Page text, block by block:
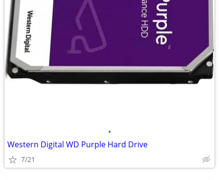
•
Western Digital WD Purple Hard Drive
7/21